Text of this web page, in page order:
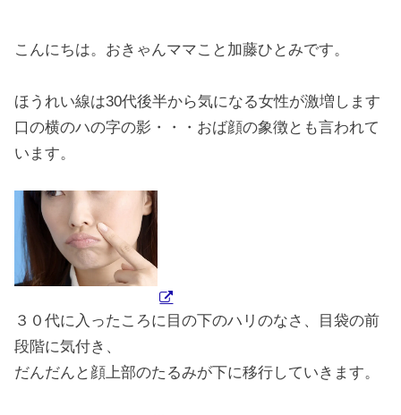
こんにちは。おきゃんママこと加藤ひとみです。
ほうれい線は30代後半から気になる女性が激増します
口の横のハの字の影・・・おば顔の象徴とも言われて
います。
３０代に入ったころに目の下のハリのなさ、目袋の前
段階に気付き、
だんだんと顔上部のたるみが下に移行していきます。